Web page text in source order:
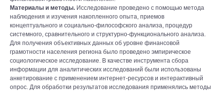
Материалы и методы. Исследование проведено с помощью метода
наблюдения и изучения накопленного опыта, приемов
концептуального и социально-философского анализа, процедур
системного, сравнительного и структурно-функционального анализа.
Для получения объективных данных об уровне финансовой
грамотности населения региона было проведено эмпирическое
социологическое исследование. В качестве инструмента сбора
информации для аналитических исследований были использованы
анкетирование с применением интернет-ресурсов и интерактивный
опрос. Для обработки результатов исследования применялись методы